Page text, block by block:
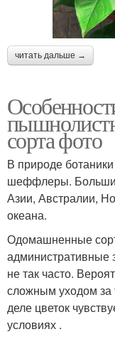
читать дальше →
сорта фото
В природе
шеффлеры.
Азии, Австралии,
океана.
Одомашненные
административные
не так часто.
сложным уходом
деле цветок
условиях .